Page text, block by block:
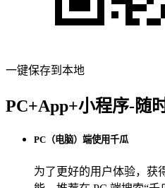
一键保存到本地
PC+App+小程序-随
PC（电脑）端使用千瓜
为了更好的用户体验，获